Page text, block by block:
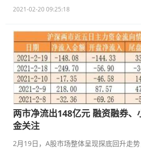
2021-02-20 09:25:18
两市净流出148亿元 融资融券、
金关注
2月19日，A股市场整体呈现探底回升走